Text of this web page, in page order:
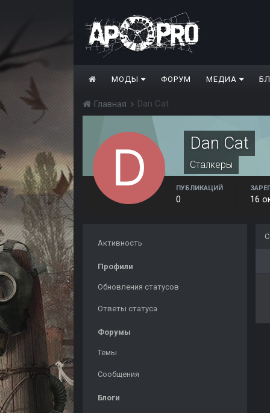
МОДЫ ФОРУМ МЕДИА
Главная Dan Cat
Dan Cat
Сталкеры
ПУБЛИКАЦИЙ
0 16
Активность
Профили
Обновления статусов
Ответы статуса
Форумы
Темы
Сообщения
Блоги